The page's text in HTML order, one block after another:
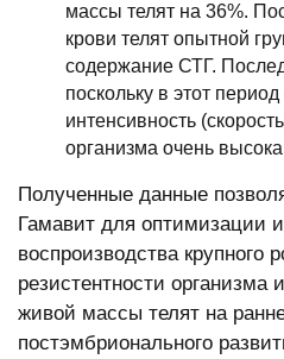
массы телят на 36%.
крови телят опытной
содержание СТГ.
поскольку в этот период
интенсивность
организма очень высока
Полученные данные
Гамавит для оптимизации
воспроизводства крупного
резистентности организма
живой массы телят на
постэмбрионального